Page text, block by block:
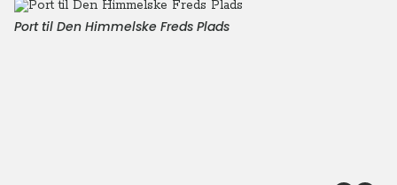
Port til Den Himmelske Freds Plads